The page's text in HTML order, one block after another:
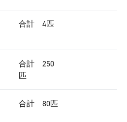
合計 4匹
合計 250
匹
合計 80匹